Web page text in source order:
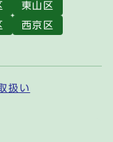
東山区
西京区
扱い